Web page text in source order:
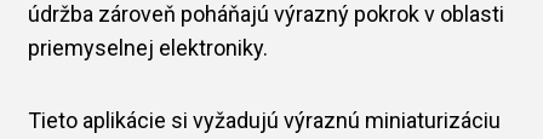
údržba zároveň poháňajú výrazný pokrok v oblasti
priemyselnej elektroniky.
Tieto aplikácie si vyžadujú výraznú miniaturizáciu